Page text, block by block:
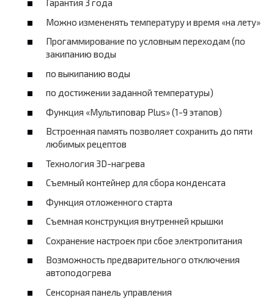
Гарантия 3 года
Можно измененять температуру и время «на лету»
Прогаммирование по условным переходам (по
закипанию воды
по выкипанию воды
по достижении заданной температуры)
Функция «Мультиповар Plus» (1-9 этапов)
Встроенная память позволяет сохранить до пяти
любимых рецептов
Технология 3D-нагрева
Съемный контейнер для сбора конденсата
Функция отложенного старта
Съемная конструкция внутренней крышки
Сохранение настроек при сбое электропитания
Возможность предварительного отключения
автоподогрева
Сенсорная панель управления